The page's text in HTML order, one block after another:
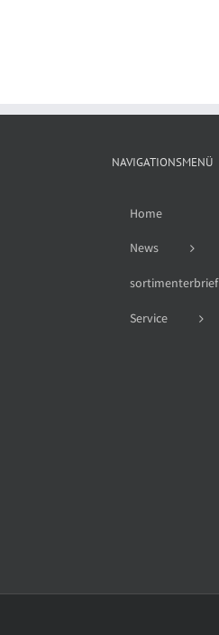
NAVIGATIONSMENÜ
Home
News
sortimenterbrief
Service